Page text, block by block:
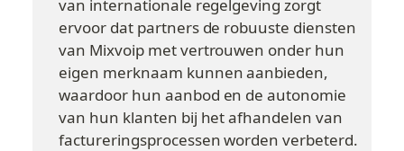
van internationale regelgeving zorgt
ervoor dat partners de robuuste diensten
van Mixvoip met vertrouwen onder hun
eigen merknaam kunnen aanbieden,
waardoor hun aanbod en de autonomie
van hun klanten bij het afhandelen van
factureringsprocessen worden verbeterd.